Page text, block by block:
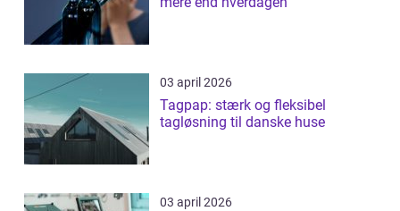
03 april 2026
Tagpap: stærk og fleksibel
tagløsning til danske huse
03 april 2026